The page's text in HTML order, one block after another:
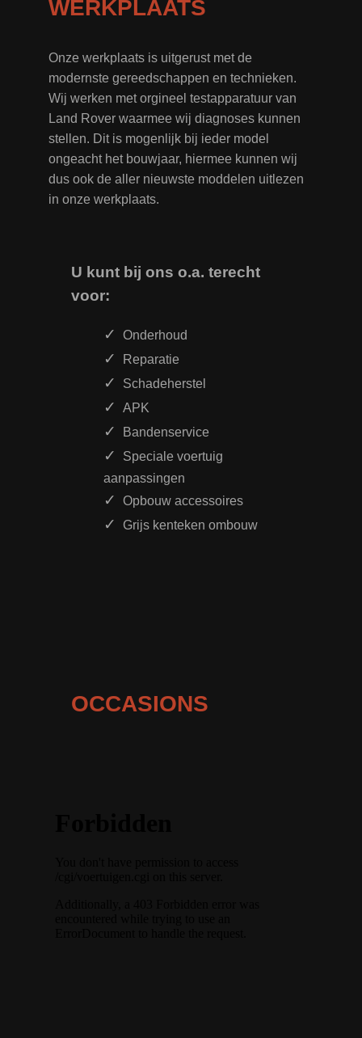
WERKPLAATS
Onze werkplaats is uitgerust met de
modernste gereedschappen en technieken.
Wij werken met orgineel testapparatuur van
Land Rover waarmee wij diagnoses kunnen
stellen. Dit is mogenlijk bij ieder model
ongeacht het bouwjaar, hiermee kunnen wij
dus ook de aller nieuwste moddelen uitlezen
in onze werkplaats.
U kunt bij ons o.a. terecht
voor:
Onderhoud
Reparatie
Schadeherstel
APK
Bandenservice
Speciale voertuig
aanpassingen
Opbouw accessoires
Grijs kenteken ombouw
OCCASIONS